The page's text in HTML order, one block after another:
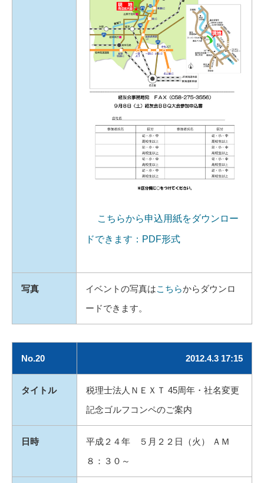
こちらから申込用紙をダウンロー
ドできます：PDF形式
写真 イベントの写真はこちらからダウンロ
ードできます。
No.20 2012.4.3 17:15
タイトル
税理士法人ＮＥＸＴ 45周年・社名変更
記念ゴルフコンペのご案内
日時
平成２４年 ５月２２日（火） ＡＭ
８：３０～